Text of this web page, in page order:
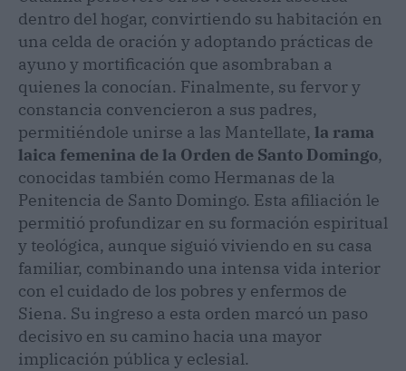
dentro del hogar, convirtiendo su habitación en
una celda de oración y adoptando prácticas de
ayuno y mortificación que asombraban a
quienes la conocían. Finalmente, su fervor y
constancia convencieron a sus padres,
permitiéndole unirse a las Mantellate, la rama
laica femenina de la Orden de Santo Domingo,
conocidas también como Hermanas de la
Penitencia de Santo Domingo. Esta afiliación le
permitió profundizar en su formación espiritual
y teológica, aunque siguió viviendo en su casa
familiar, combinando una intensa vida interior
con el cuidado de los pobres y enfermos de
Siena. Su ingreso a esta orden marcó un paso
decisivo en su camino hacia una mayor
implicación pública y eclesial.